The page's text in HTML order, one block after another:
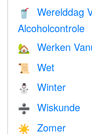
🥤
Werelddag
Alcoholcontrole
🏡 Werken
📜 Wet
⛄ Winter
➗ Wiskunde
☀️ Zomer